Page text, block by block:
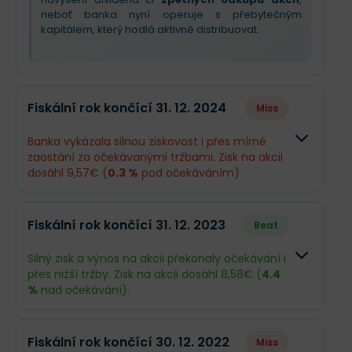
neboť banka nyní operuje s přebytečným
kapitálem, který hodlá aktivně distribuovat.
Fiskální rok končící 31. 12. 2024 Miss
Banka vykázala silnou ziskovost i přes mírné
zaostání za očekávanými tržbami. Zisk na akcii
dosáhl 9,57€ (0.3 % pod očekáváním).
Příjmy 10,63 mld.€
Fiskální rok končící 31. 12. 2023 Beat
Silný zisk a výnos na akcii překonaly očekávání i
přes nižší tržby. Zisk na akcii dosáhl 8,58€ (4.4
% nad očekávání).
Fiskální rok končící 30. 12. 2022 Miss